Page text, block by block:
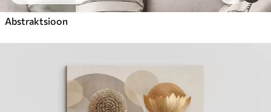
Abstraktsioon